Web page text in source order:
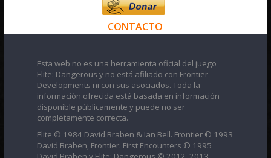
CONTACTO
Esta web no es una herramienta oficial del juego
Elite: Dangerous y no está afiliado con Frontier
Developments ni con sus asociados. Toda la
información ofrecida está basada en información
disponible públicamente y puede no ser
completamente correcta.
Elite © 1984 David Braben & Ian Bell. Frontier © 1993
David Braben, Frontier: First Encounters © 1995